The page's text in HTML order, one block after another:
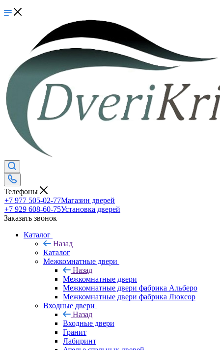
Телефоны
+7 977 505-02-77Магазин дверей
+7 929 608-60-75Установка дверей
Заказать звонок
Каталог
Назад
Каталог
Межкомнатные двери
Назад
Межкомнатные двери
Межкомнатные двери фабрика Альберо
Межкомнатные двери фабрика Люксор
Входные двери
Назад
Входные двери
Гранит
Лабиринт